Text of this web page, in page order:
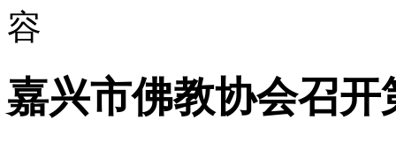
容
嘉兴市佛教协会召